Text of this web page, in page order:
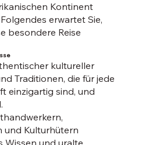
Kontinent
erwartet Sie,
besondere Reise
kultureller
Traditionen, die für jede
einzigartig sind, und
und Kulturhütern